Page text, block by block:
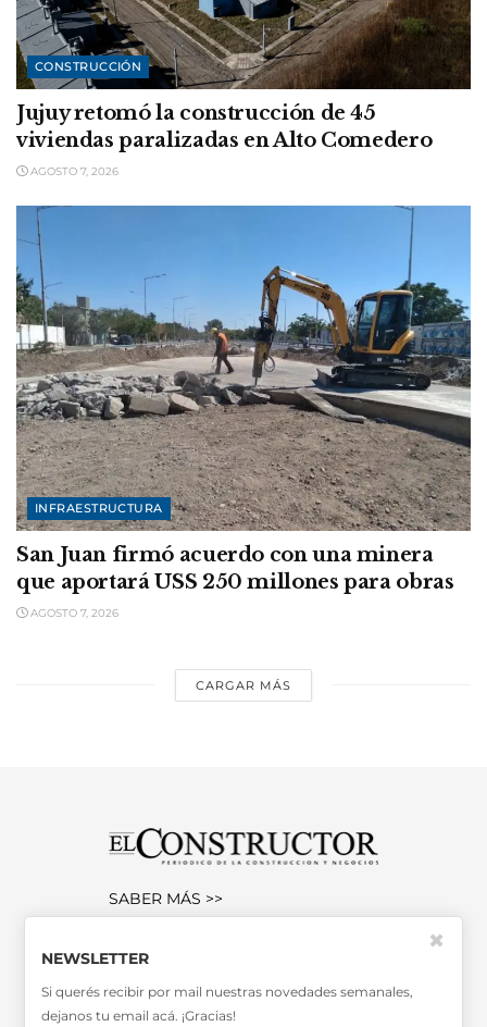
CONSTRUCCIÓN
Jujuy retomó la construcción de 45
viviendas paralizadas en Alto Comedero
AGOSTO 7, 2026
INFRAESTRUCTURA
San Juan firmó acuerdo con una minera
que aportará USS 250 millones para obras
AGOSTO 7, 2026
CARGAR MÁS
SABER MÁS >>
Miembro de la Asociación de
Entidades Periodísticas Argentinas
NEWSLETTER
Si querés recibir por mail nuestras novedades semanales,
dejanos tu email acá. ¡Gracias!
✖